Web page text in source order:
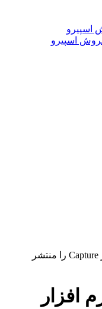
اسپیرو
اسپیرو
لاجیتک نسخه جدید نرم افزار Capture را منتشر
افزار